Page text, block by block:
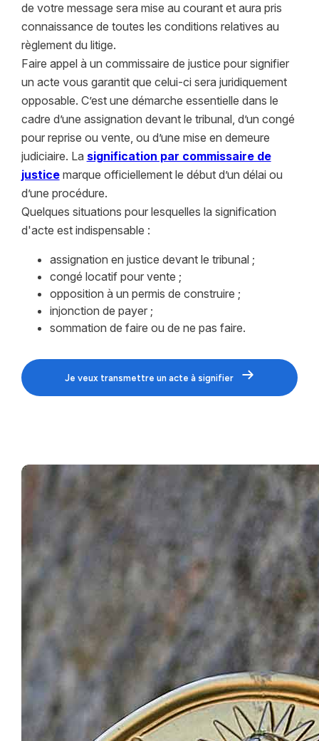
de votre message sera mise au courant et aura pris
connaissance de toutes les conditions relatives au
règlement du litige.
Faire appel à un commissaire de justice pour signifier
un acte vous garantit que celui-ci sera juridiquement
opposable. C’est une démarche essentielle dans le
cadre d’une assignation devant le tribunal, d’un congé
pour reprise ou vente, ou d’une mise en demeure
judiciaire. La signification par commissaire de
justicemarque officiellement le début d’un délai ou
d’une procédure.
Quelques situations pour lesquelles la signification
d'acte est indispensable :
assignation en justice devant le tribunal ;
congé locatif pour vente ;
opposition à un permis de construire ;
injonction de payer ;
sommation de faire ou de ne pas faire.
Je veux transmettre un acte à signifier